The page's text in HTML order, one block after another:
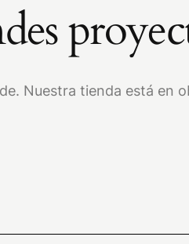
Nuestra tienda está en